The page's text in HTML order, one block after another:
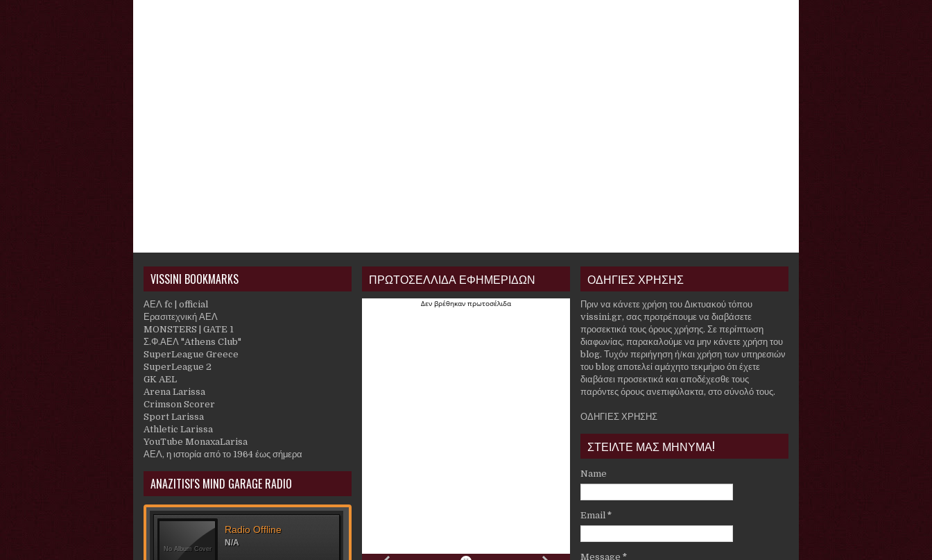
VISSINI BOOKMARKS
ΑΕΛ fc | official
Ερασιτεχνική ΑΕΛ
MONSTERS | GATE 1
Σ.Φ.ΑΕΛ "Athens Club"
SuperLeague Greece
SuperLeague 2
GK AEL
Arena Larissa
Crimson Scorer
Sport Larissa
Athletic Larissa
YouTube MonaxaLarisa
ΑΕΛ, η ιστορία από το 1964 έως σήμερα
ANAZITISI'S MIND GARAGE RADIO
ΠΡΩΤΟΣΕΛΛΙΔΑ ΕΦΗΜΕΡΙΔΩΝ ΟΔΗΓΙΕΣ ΧΡΗΣΗΣ
Πριν να κάνετε χρήση του Δικτυακού τόπου
vissini.gr, σας προτρέπουμε να διαβάσετε
προσεκτικά τους όρους χρήσης. Σε περίπτωση
διαφωνίας, παρακαλούμε να μην κάνετε χρήση του
blog. Τυχόν περιήγηση ή/και χρήση των υπηρεσιών
του blog αποτελεί αμάχητο τεκμήριο ότι έχετε
διαβάσει προσεκτικά και αποδέχεσθε τους
παρόντες όρους ανεπιφύλακτα, στο σύνολό τους.
ΟΔΗΓΙΕΣ ΧΡΗΣΗΣ
ΣΤΕΙΛΤΕ ΜΑΣ ΜΗΝΥΜΑ!
Name
Email *
Message *